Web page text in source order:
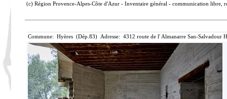
(c) Région Provence-Alpes-Côte d'Azur - Inventaire général - communication libre,
Commune: Hyères (Dép.83) Adresse: 4312 route de l' Almanarre San-Salvadour